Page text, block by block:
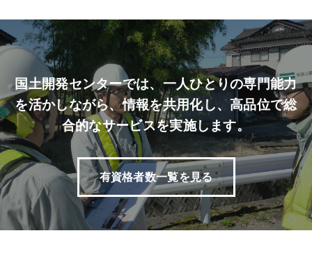
国土開発センターでは、一人ひとりの専門能力
を活かしながら、情報を共用化し、高品位で総
合的なサービスを実施します。
有資格者数一覧を見る